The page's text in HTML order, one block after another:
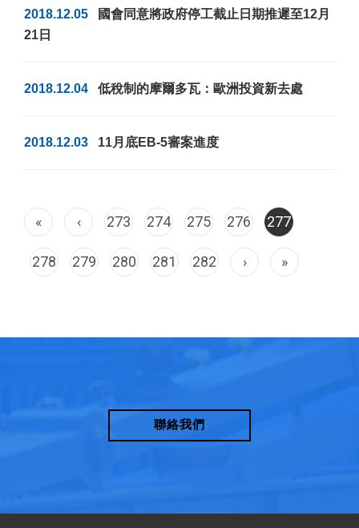
2018.12.05
國會同意將政府停工截止日期推遲至12月
21日
2018.12.04 低稅制的摩爾多瓦：歐洲投資新去處
2018.12.03 11月底EB-5審案進度
« ‹ 273 274 275 276 277
278 279 280 281 282 › »
聯絡我們